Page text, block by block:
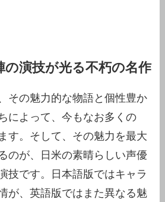
の演技が光る不朽の名作
その魅力的な物語と個性豊か
によって、今もなお多くの
す。そして、その魅力を最大
のが、日米の素晴らしい声優
技です。日本語版ではキャラ
が、英語版ではまた異なる魅